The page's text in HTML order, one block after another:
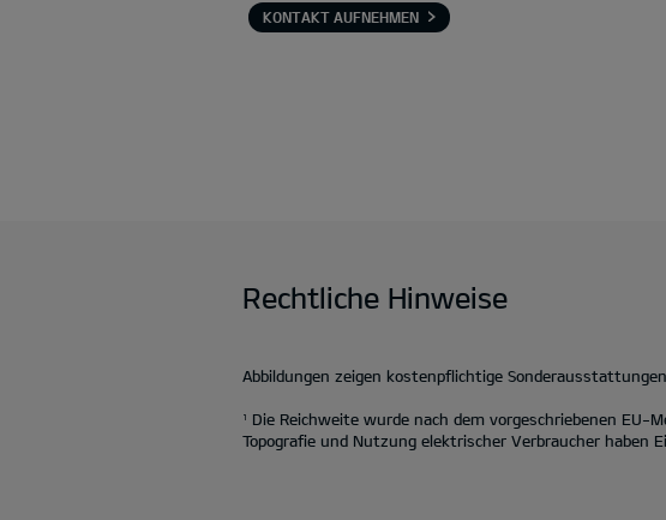
KONTAKT AUFNEHMEN
Rechtliche Hinweise
Abbildungen zeigen kostenpflichtige Sonderausstattungen.
1
Die Reichweite wurde nach dem vorgeschriebenen
Topografie und Nutzung elektrischer Verbraucher haben